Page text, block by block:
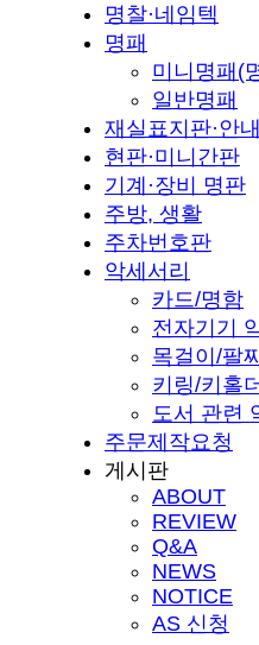
명찰·네임텍
명패
미니명패(
일반명패
재실표지판·안
현판·미니간판
기계·장비 명판
주방, 생활
주차번호판
악세서리
카드/명함
전자기기
목걸이/팔
키링/키홀
도서 관련
주문제작요청
게시판
ABOUT
REVIEW
Q&A
NEWS
NOTICE
AS 신청